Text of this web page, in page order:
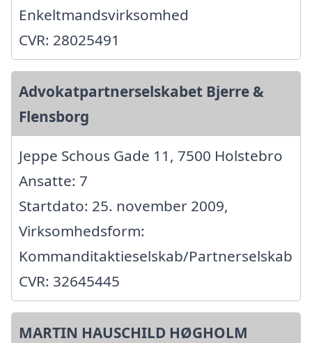
Enkeltmandsvirksomhed
CVR: 28025491
Advokatpartnerselskabet Bjerre &
Flensborg
Jeppe Schous Gade 11, 7500 Holstebro
Ansatte: 7
Startdato: 25. november 2009,
Virksomhedsform:
Kommanditaktieselskab/Partnerselskab
CVR: 32645445
MARTIN HAUSCHILD HØGHOLM